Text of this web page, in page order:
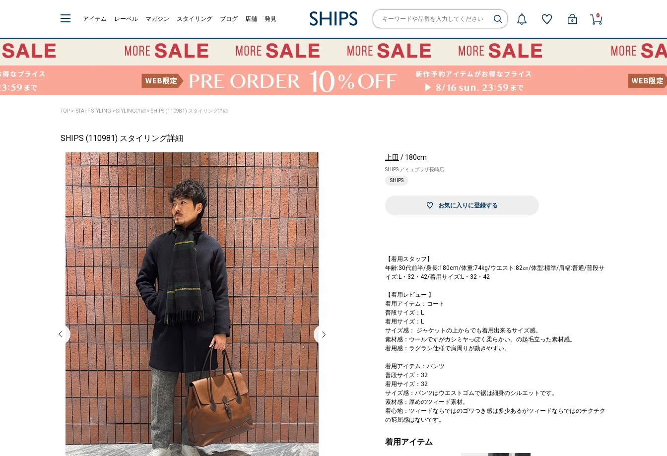
アイテム レーベル マガジン スタイリング ブログ 店舗 発見 0
TOP > STAFF STYLING > STYLING詳細 > SHIPS (110981) スタイリング詳細
SHIPS (110981) スタイリング詳細
上田 / 180cm
SHIPS アミュプラザ長崎店
SHIPS
お気に入りに登録する
【着用スタッフ】
年齢:30代前半/身長:180cm/体重:74kg/ウエスト:82㎝/体型:標準/肩幅:普通/普段サ
イズ:L・32・42/着用サイズ:L・32・42
【着用レビュー 】
着用アイテム：コート
普段サイズ：L
着用サイズ：L
サイズ感： ジャケットの上からでも着用出来るサイズ感。
素材感：ウールですがカシミヤっぽく柔らかい。の起毛立った素材感。
着用感：ラグラン仕様で肩周りが動きやすい。
着用アイテム：パンツ
普段サイズ：32
着用サイズ：32
サイズ感：パンツはウエストゴムで裾は細身のシルエットです。
素材感：厚めのツィード素材。
着心地：ツィードならではのゴワつき感は多少あるがツィードならではのチクチク
の窮屈感はないです。
着用アイテム